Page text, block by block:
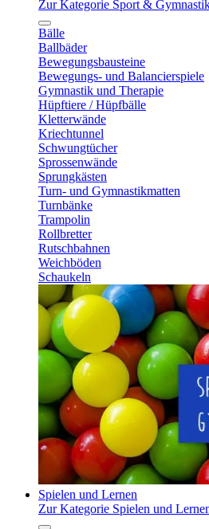
Zur Kategorie Sport &
Bälle
Ballbäder
Bewegungsbausteine
Bewegungs- und Balancierspiele
Gymnastik und Therapie
Hüpftiere / Hüpfbälle
Kletterwände
Kriechtunnel
Schwungtücher
Sprossenwände
Sprungkästen
Turn- und Gymnastikmatten
Turnbänke
Trampolin
Rollbretter
Rutschbahnen
Weichböden
Schaukeln
Spielen und Lernen
Zur Kategorie Spielen und